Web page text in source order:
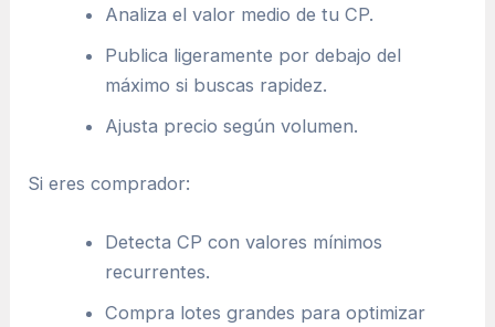
Analiza el valor medio de tu CP.
Publica ligeramente por debajo del
máximo si buscas rapidez.
Ajusta precio según volumen.
Si eres comprador:
Detecta CP con valores mínimos
recurrentes.
Compra lotes grandes para optimizar